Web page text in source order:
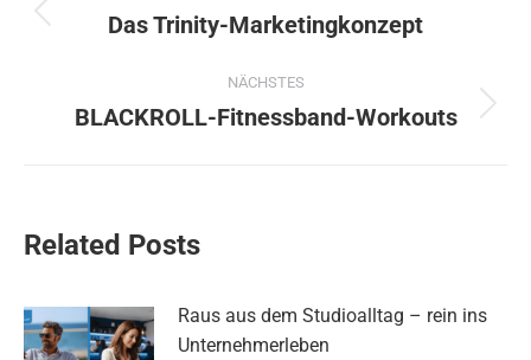
Vorheriger
Das Trinity-Marketingkonzept
NÄCHSTES
Nächster
BLACKROLL-Fitnessband-Workouts
Related Posts
Raus aus dem Studioalltag – rein ins
Unternehmerleben